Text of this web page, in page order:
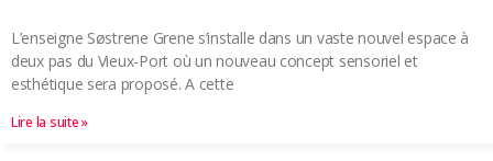
L’enseigne Søstrene Grene s’installe dans un vaste nouvel espace à
deux pas du Vieux-Port où un nouveau concept sensoriel et
esthétique sera proposé. A cette
Lire la suite »